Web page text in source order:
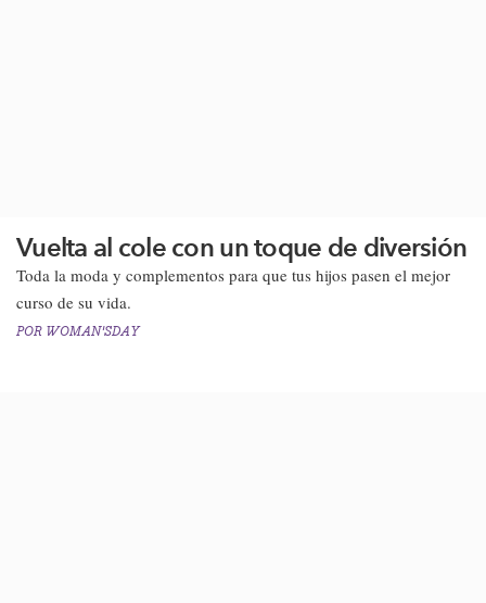
Vuelta al cole con un toque de diversión
Toda la moda y complementos para que tus hijos pasen el mejor
curso de su vida.
POR WOMAN'SDAY